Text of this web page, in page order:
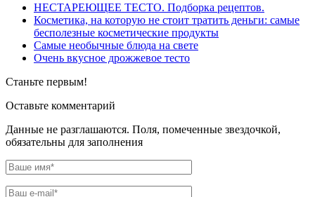
НЕСТАРЕЮЩЕЕ ТЕСТО. Подборка рецептов.
Косметика, на которую не стоит тратить деньги: самые
бесполезные косметические продукты
Самые необычные блюда на свете
Очень вкусное дрожжевое тесто
Станьте первым!
Оставьте комментарий
Данные не разглашаются. Поля, помеченные звездочкой,
обязательны для заполнения